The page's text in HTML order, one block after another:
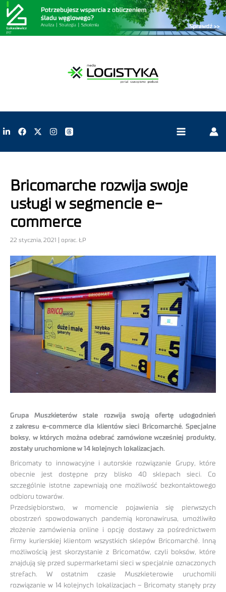
Bricomarche rozwija swoje
usługi w segmencie e-
commerce
22 stycznia, 2021 | oprac. ŁP
Grupa Muszkieterów stale rozwija swoją ofertę udogodnień
z zakresu e-commerce dla klientów sieci Bricomarché. Specjalne
boksy, w których można odebrać zamówione wcześniej produkty,
zostały uruchomione w 14 kolejnych lokalizacjach.
Bricomaty to innowacyjne i autorskie rozwiązanie Grupy, które
obecnie jest dostępne przy blisko 40 sklepach sieci. Co
szczególnie istotne zapewniają one możliwość bezkontaktowego
odbioru towarów.
Przedsiębiorstwo, w momencie pojawienia się pierwszych
obostrzeń spowodowanych pandemią koronawirusa, umożliwiło
złożenie zamówienia online i opcję dostawy za pośrednictwem
firmy kurierskiej klientom wszystkich sklepów Bricomarché. Inną
możliwością jest skorzystanie z Bricomatów, czyli boksów, które
znajdują się przed supermarketami sieci w specjalnie oznaczonych
strefach. W ostatnim czasie Muszkieterowie uruchomili
rozwiązanie w 14 kolejnych lokalizacjach – Bricomaty stanęły przy